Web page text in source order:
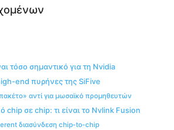
τόσο σημαντικό για τη Nvidia
end πυρήνες της SiFive
αντί για μωσαϊκό προμηθευτών
σε chip: τι είναι το Nvlink Fusion
διασύνδεση chip‑to‑chip